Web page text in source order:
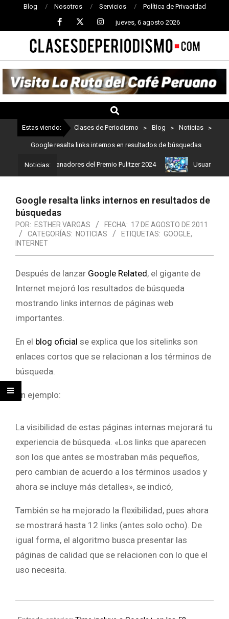
Blog Nosotros Servicios Política de Privacidad
jueves, 6 agosto 2026
CLASES
DE
PERIODISMO
Estas viendo: Clases de Periodismo > Blog > Noticias >
Google resalta links internos en resultados de búsquedas
Noticias:
son los ganadores del Premio Pulitzer 2024 Usuarios de
Google resalta links internos en resultados de
búsquedas
POR: ESTHER VARGAS FECHA: 17 DE AGOSTO DE 2011
CATEGORÍAS: NOTICIAS ETIQUETAS: GOOGLE,
INTERNET
Después de lanzar Google Related, el gigante de
Internet mejoró los resultados de búsqueda
mostrando links internos de páginas web
importantes.
En el blog oficial se explica que los sitelinks son
enlaces cortos que se relacionan a los términos de
búsqueda.
Un ejemplo:
La visibilidad de estas páginas internas mejorará tu
experiencia de búsqueda. «Los links que aparecen
son los que antes se mostraban más pequeños,
pero cambian de acuerdo a los términos usados y
ahora se incluye más detalles», se indicó,
También se ha mejorado la flexibilidad, pues ahora
se mostrará hasta 12 links (antes solo ocho). De
igual forma, el algoritmo busca presentar las
páginas de calidad que se relacionen con lo que el
uso necesita.